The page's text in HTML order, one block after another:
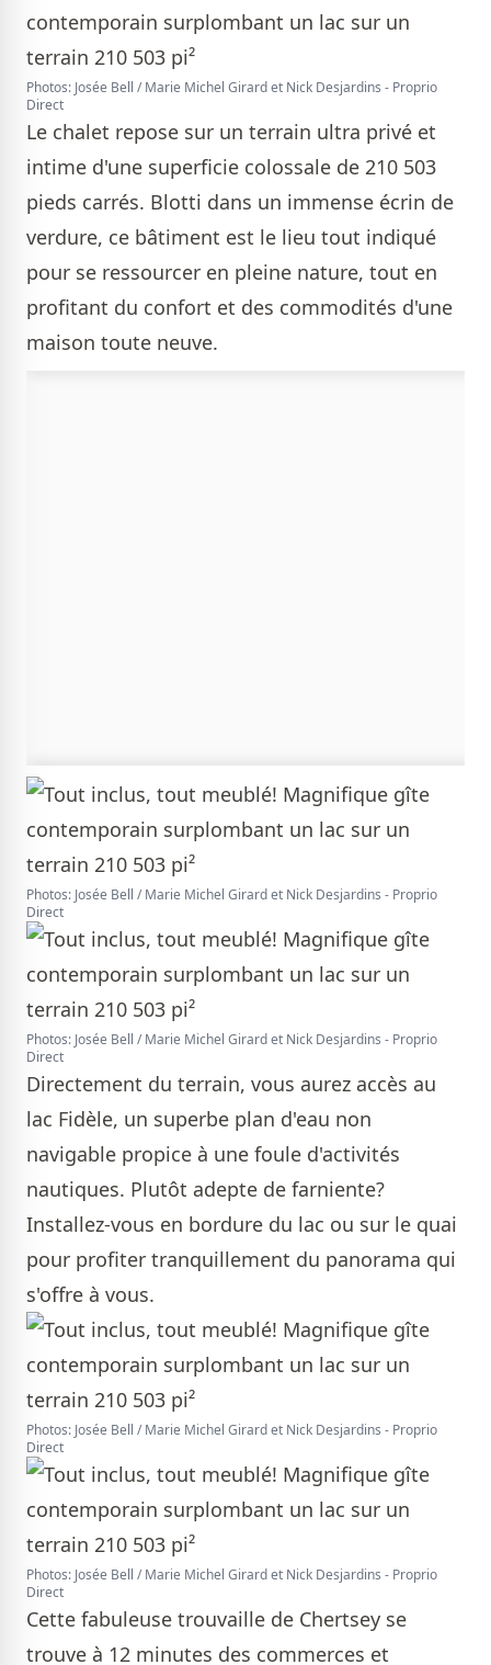
Photos: Josée Bell / Marie Michel Girard et Nick Desjardins - Proprio
Direct
Le chalet repose sur un terrain ultra privé et
intime d'une superficie colossale de 210 503
pieds carrés. Blotti dans un immense écrin de
verdure, ce bâtiment est le lieu tout indiqué
pour se ressourcer en pleine nature, tout en
profitant du confort et des commodités d'une
maison toute neuve.
Photos: Josée Bell / Marie Michel Girard et Nick Desjardins - Proprio
Direct
Photos: Josée Bell / Marie Michel Girard et Nick Desjardins - Proprio
Direct
Directement du terrain, vous aurez accès au
lac Fidèle, un superbe plan d'eau non
navigable propice à une foule d'activités
nautiques. Plutôt adepte de farniente?
Installez-vous en bordure du lac ou sur le quai
pour profiter tranquillement du panorama qui
s'offre à vous.
Photos: Josée Bell / Marie Michel Girard et Nick Desjardins - Proprio
Direct
Photos: Josée Bell / Marie Michel Girard et Nick Desjardins - Proprio
Direct
Cette fabuleuse trouvaille de Chertsey se
trouve à 12 minutes des commerces et